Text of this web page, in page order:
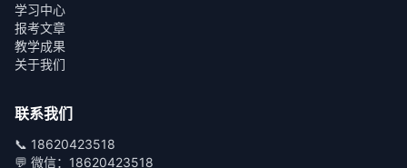
学习中心
报考文章
教学成果
关于我们
联系我们
📞 18620423518
💬 微信：18620423518